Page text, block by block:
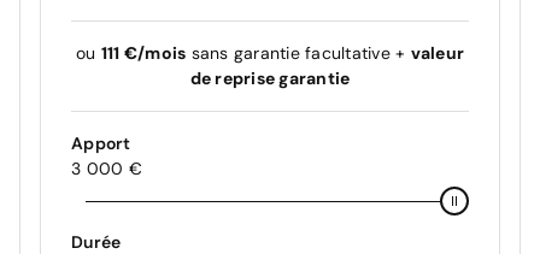
ou 111 €/mois sans garantie facultative + valeur
de reprise garantie
Apport
3 000 €
Durée